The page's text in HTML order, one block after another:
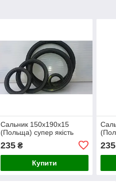
Сальник 150х190х15
(Польща) супер якість
235₴
Купити
235